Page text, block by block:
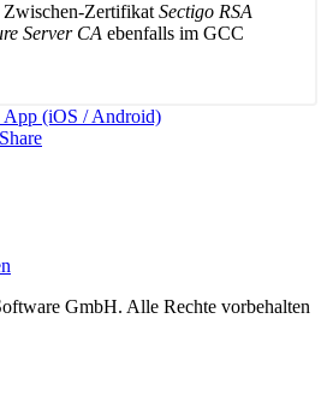
Zwischen-Zertifikat Sectigo RSA
Server CA ebenfalls im GCC
(iOS / Android)
GmbH. Alle Rechte vorbehalten